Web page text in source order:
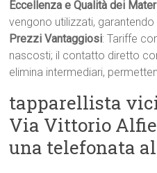
Eccellenza e Qualità dei
vengono utilizzati,
Prezzi Vantaggiosi: Tariffe
nascosti; il contatto diretto
elimina intermediari,
tapparellista
Via Vittorio
una telefonata